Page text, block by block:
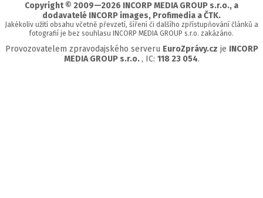
Copyright © 2009—2026 INCORP MEDIA GROUP s.r.o., a
dodavatelé INCORP images, Profimedia a ČTK.
Jakékoliv užití obsahu včetně převzetí, šíření či dalšího zpřístupňování článků a
fotografií je bez souhlasu INCORP MEDIA GROUP s.r.o. zakázáno.
Provozovatelem zpravodajského serveru EuroZprávy.cz je INCORP
MEDIA GROUP s.r.o. , IC: 118 23 054.